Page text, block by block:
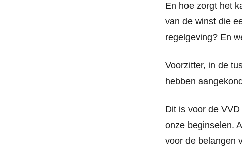
En hoe zorgt het
van de winst die
regelgeving? En
Voorzitter, in de
hebben
Dit is voor de
onze beginselen.
voor de belangen